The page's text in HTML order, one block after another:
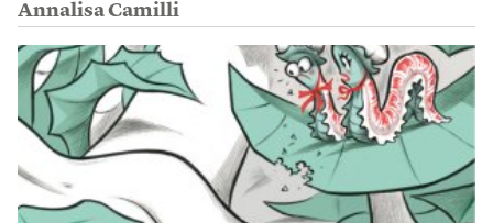
Annalisa Camilli